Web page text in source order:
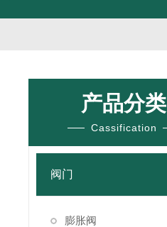
产品分类
Cassification
阀门
膨胀阀